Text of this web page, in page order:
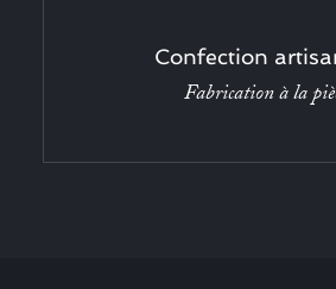
Confection
Fabrication à la